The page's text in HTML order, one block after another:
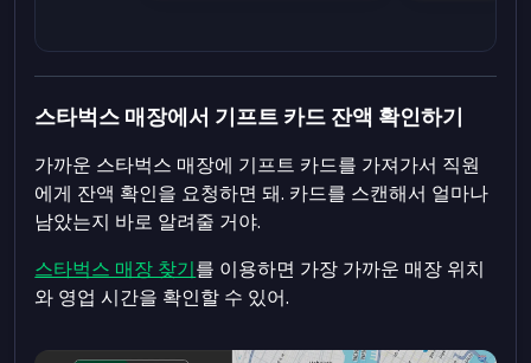
스타벅스 매장에서 기프트 카드 잔액 확인하기
가까운 스타벅스 매장에 기프트 카드를 가져가서 직원
에게 잔액 확인을 요청하면 돼. 카드를 스캔해서 얼마나
남았는지 바로 알려줄 거야.
스타벅스 매장 찾기를 이용하면 가장 가까운 매장 위치
와 영업 시간을 확인할 수 있어.